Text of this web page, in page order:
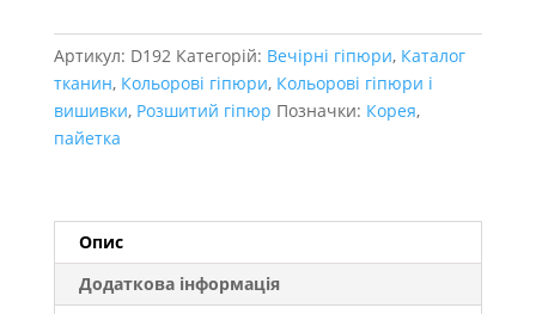
Артикул: D192 Категорій: Вечірні гіпюри, Каталог
тканин, Кольорові гіпюри, Кольорові гіпюри і
вишивки, Розшитий гіпюр Позначки: Корея,
пайетка
Опис
Додаткова інформація